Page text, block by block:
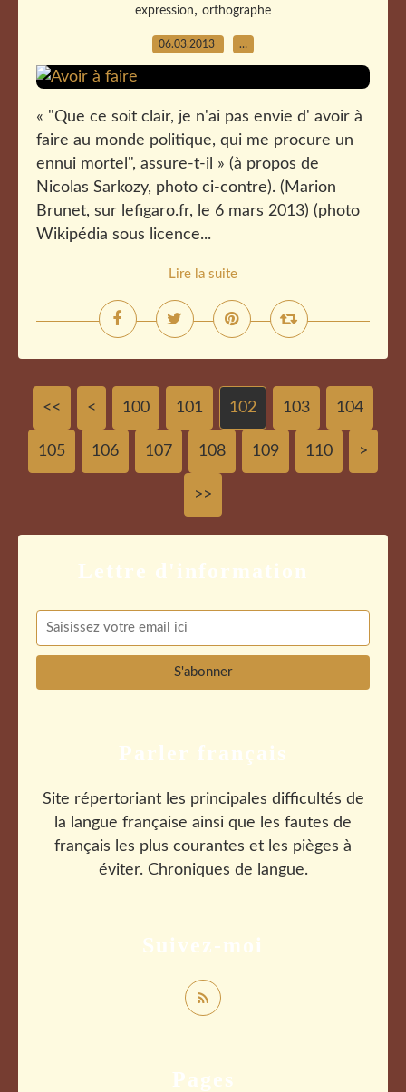
expression, orthographe
06.03.2013 …
« "Que ce soit clair, je n'ai pas envie d' avoir à
faire au monde politique, qui me procure un
ennui mortel", assure-t-il » (à propos de
Nicolas Sarkozy, photo ci-contre). (Marion
Brunet, sur lefigaro.fr, le 6 mars 2013) (photo
Wikipédia sous licence...
Lire la suite
<< < 100 101 102 103 104
105 106 107 108 109 110 120
130
140
150
160
>
>>
Pages
Suivez-moi
Parler français
Site répertoriant les principales difficultés de
la langue française ainsi que les fautes de
français les plus courantes et les pièges à
éviter. Chroniques de langue.